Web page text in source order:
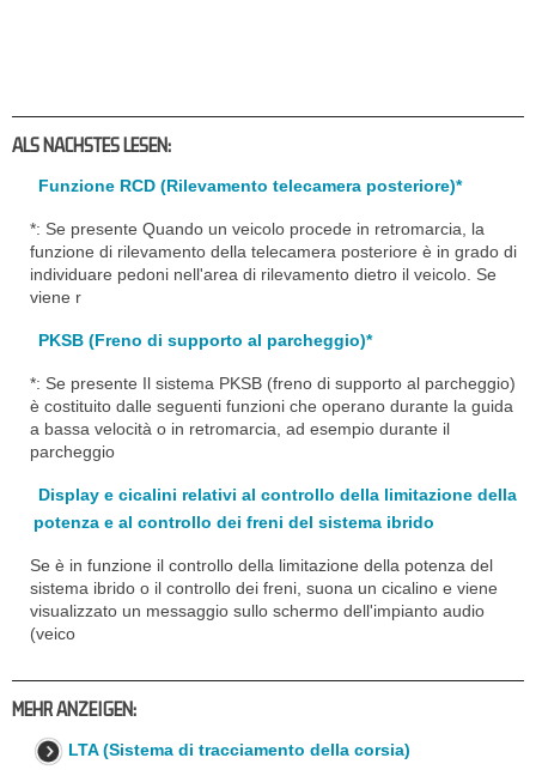
ALS NACHSTES LESEN:
Funzione RCD (Rilevamento telecamera posteriore)*
*: Se presente Quando un veicolo procede in retromarcia, la
funzione di rilevamento della telecamera posteriore è in grado di
individuare pedoni nell'area di rilevamento dietro il veicolo. Se
viene r
PKSB (Freno di supporto al parcheggio)*
*: Se presente Il sistema PKSB (freno di supporto al parcheggio)
è costituito dalle seguenti funzioni che operano durante la guida
a bassa velocità o in retromarcia, ad esempio durante il
parcheggio
Display e cicalini relativi al controllo della limitazione della
potenza e al controllo dei freni del sistema ibrido
Se è in funzione il controllo della limitazione della potenza del
sistema ibrido o il controllo dei freni, suona un cicalino e viene
visualizzato un messaggio sullo schermo dell'impianto audio
(veico
MEHR ANZEIGEN:
LTA (Sistema di tracciamento della corsia)